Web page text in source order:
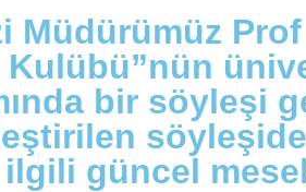
Müdürümüz
bir söyleşi
güncel